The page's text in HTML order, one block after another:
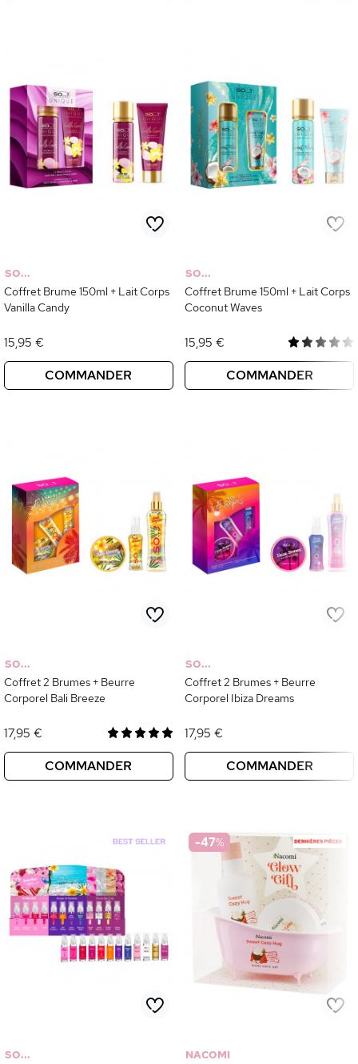
SO...
Coffret Brume 150ml + Lait Corps
Vanilla Candy
15,95 €
COMMANDER
SO...
Coffret Brume 150ml + Lait Corps
Coconut Waves
15,95 €
COMMANDER
SO...
Coffret 2 Brumes + Beurre
Corporel Bali Breeze
17,95 €
COMMANDER
SO...
Coffret 2 Brumes + Beurre
Corporel Ibiza Dreams
17,95 €
COMMANDER
SO...
-47%
NACOMI